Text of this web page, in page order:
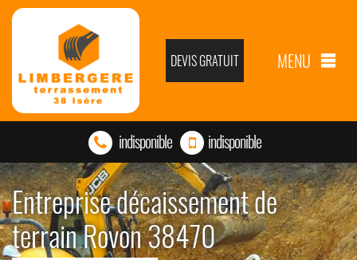
DEVIS GRATUIT MENU
indisponible indisponible
Entreprise décaissement de
terrain Rovon 38470